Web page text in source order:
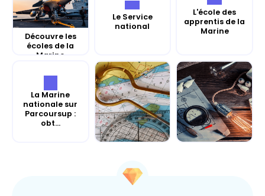
Découvre les
écoles de la
Marine
Le Service
national
L'école des
apprentis de la
Marine
La Marine
nationale sur
Parcoursup :
obt...
national...